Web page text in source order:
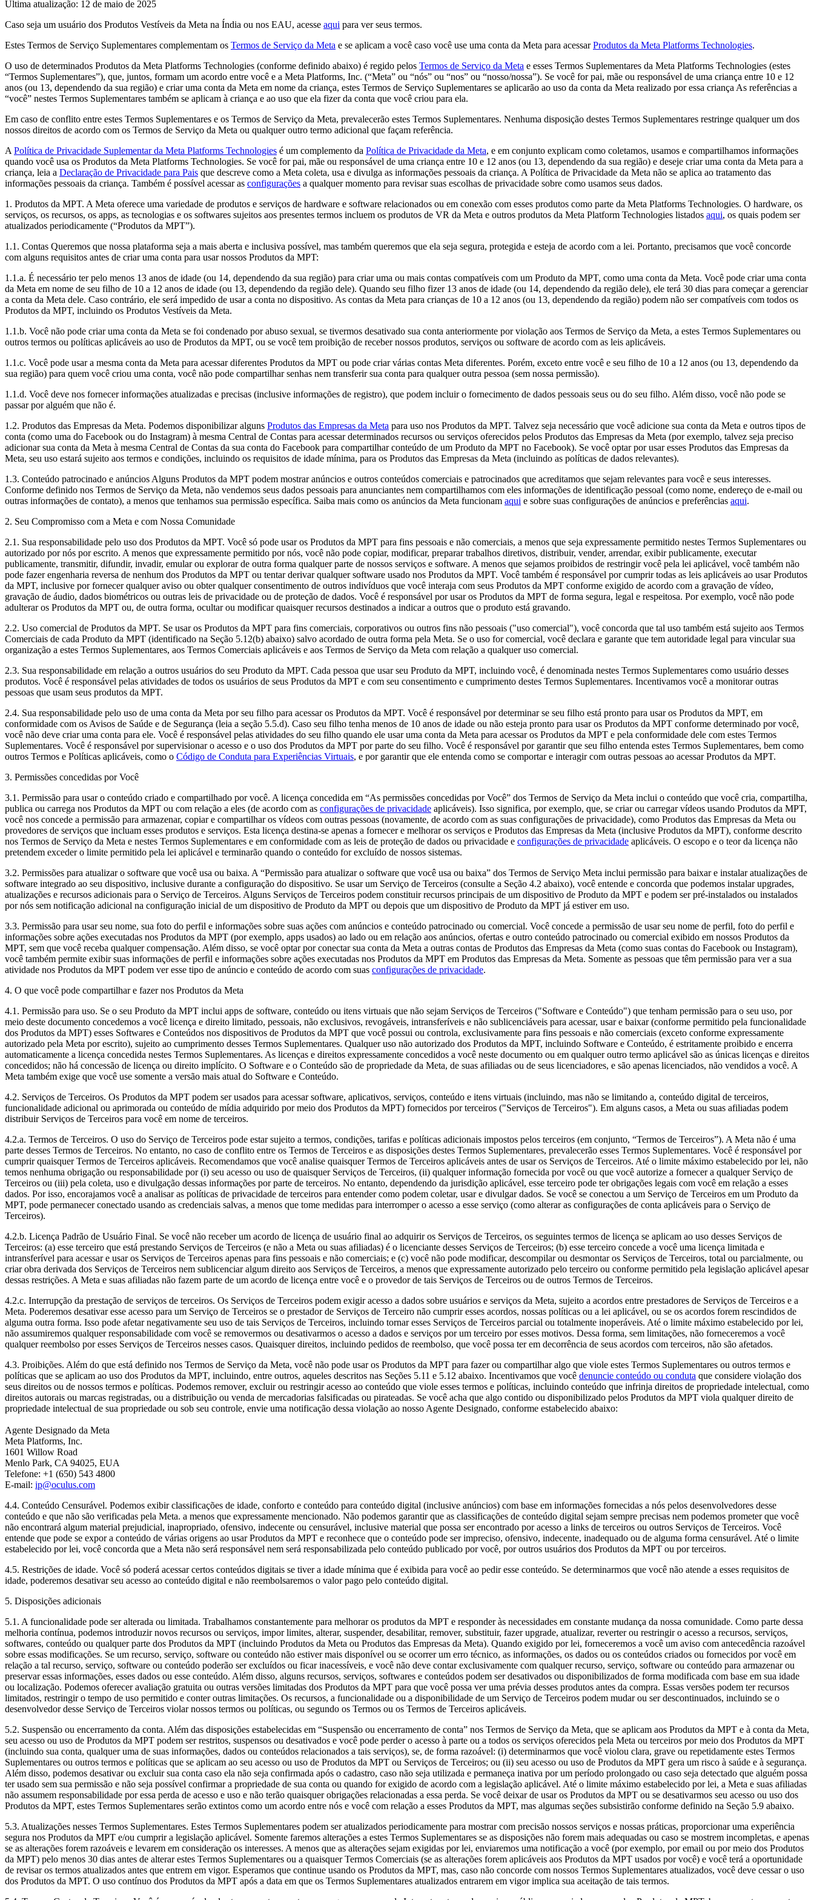
Última atualização: 12 de maio de 2025
Caso seja um usuário dos Produtos Vestíveis da Meta na Índia ou nos EAU, acesse aqui para ver seus termos.
Estes Termos de Serviço Suplementares complementam os Termos de Serviço da Meta e se aplicam a você caso você use uma conta da Meta para acessarProdutos da Meta Platforms Technologies.
O uso de determinados Produtos da Meta Platforms Technologies (conforme definido abaixo) é regido pelos Termos de Serviço da Meta e esses Termos Suplementares da Meta Platforms Technologies (estes
“Termos Suplementares”), que, juntos, formam um acordo entre você e a Meta Platforms, Inc. (“Meta” ou “nós” ou “nos” ou “nosso/nossa”). Se você for pai, mãe ou responsável de uma criança entre 10 e 12
anos (ou 13, dependendo da sua região) e criar uma conta da Meta em nome da criança, estes Termos de Serviço Suplementares se aplicarão ao uso da conta da Meta realizado por essa criança As referências a
“você” nestes Termos Suplementares também se aplicam à criança e ao uso que ela fizer da conta que você criou para ela.
Em caso de conflito entre estes Termos Suplementares e os Termos de Serviço da Meta, prevalecerão estes Termos Suplementares. Nenhuma disposição destes Termos Suplementares restringe qualquer um dos
nossos direitos de acordo com os Termos de Serviço da Meta ou qualquer outro termo adicional que façam referência.
A Política de Privacidade Suplementar da Meta Platforms Technologies é um complemento da Política de Privacidade da Meta, e em conjunto explicam como coletamos, usamos e compartilhamos informações
quando você usa os Produtos da Meta Platforms Technologies. Se você for pai, mãe ou responsável de uma criança entre 10 e 12 anos (ou 13, dependendo da sua região) e deseje criar uma conta da Meta para a
criança, leia a Declaração de Privacidade para Pais que descreve como a Meta coleta, usa e divulga as informações pessoais da criança. A Política de Privacidade da Meta não se aplica ao tratamento das
informações pessoais da criança. Também é possível acessar as configurações a qualquer momento para revisar suas escolhas de privacidade sobre como usamos seus dados.
1. Produtos da MPT. A Meta oferece uma variedade de produtos e serviços de hardware e software relacionados ou em conexão com esses produtos como parte da Meta Platforms Technologies. O hardware, os
serviços, os recursos, os apps, as tecnologias e os softwares sujeitos aos presentes termos incluem os produtos de VR da Meta e outros produtos da Meta Platform Technologies listados aqui, os quais podem ser
atualizados periodicamente (“Produtos da MPT”).
1.1. Contas Queremos que nossa plataforma seja a mais aberta e inclusiva possível, mas também queremos que ela seja segura, protegida e esteja de acordo com a lei. Portanto, precisamos que você concorde
com alguns requisitos antes de criar uma conta para usar nossos Produtos da MPT:
1.1.a. É necessário ter pelo menos 13 anos de idade (ou 14, dependendo da sua região) para criar uma ou mais contas compatíveis com um Produto da MPT, como uma conta da Meta. Você pode criar uma conta
da Meta em nome de seu filho de 10 a 12 anos de idade (ou 13, dependendo da região dele). Quando seu filho fizer 13 anos de idade (ou 14, dependendo da região dele), ele terá 30 dias para começar a gerenciar
a conta da Meta dele. Caso contrário, ele será impedido de usar a conta no dispositivo. As contas da Meta para crianças de 10 a 12 anos (ou 13, dependendo da região) podem não ser compatíveis com todos os
Produtos da MPT, incluindo os Produtos Vestíveis da Meta.
1.1.b. Você não pode criar uma conta da Meta se foi condenado por abuso sexual, se tivermos desativado sua conta anteriormente por violação aos Termos de Serviço da Meta, a estes Termos Suplementares ou
outros termos ou políticas aplicáveis ao uso de Produtos da MPT, ou se você tem proibição de receber nossos produtos, serviços ou software de acordo com as leis aplicáveis.
1.1.c. Você pode usar a mesma conta da Meta para acessar diferentes Produtos da MPT ou pode criar várias contas Meta diferentes. Porém, exceto entre você e seu filho de 10 a 12 anos (ou 13, dependendo da
sua região) para quem você criou uma conta, você não pode compartilhar senhas nem transferir sua conta para qualquer outra pessoa (sem nossa permissão).
1.1.d. Você deve nos fornecer informações atualizadas e precisas (inclusive informações de registro), que podem incluir o fornecimento de dados pessoais seus ou do seu filho. Além disso, você não pode se
passar por alguém que não é.
1.2. Produtos das Empresas da Meta. Podemos disponibilizar alguns Produtos das Empresas da Meta para uso nos Produtos da MPT. Talvez seja necessário que você adicione sua conta da Meta e outros tipos de
conta (como uma do Facebook ou do Instagram) à mesma Central de Contas para acessar determinados recursos ou serviços oferecidos pelos Produtos das Empresas da Meta (por exemplo, talvez seja preciso
adicionar sua conta da Meta à mesma Central de Contas da sua conta do Facebook para compartilhar conteúdo de um Produto da MPT no Facebook). Se você optar por usar esses Produtos das Empresas da
Meta, seu uso estará sujeito aos termos e condições, incluindo os requisitos de idade mínima, para os Produtos das Empresas da Meta (incluindo as políticas de dados relevantes).
1.3. Conteúdo patrocinado e anúncios Alguns Produtos da MPT podem mostrar anúncios e outros conteúdos comerciais e patrocinados que acreditamos que sejam relevantes para você e seus interesses.
Conforme definido nos Termos de Serviço da Meta, não vendemos seus dados pessoais para anunciantes nem compartilhamos com eles informações de identificação pessoal (como nome, endereço de e-mail ou
outras informações de contato), a menos que tenhamos sua permissão específica. Saiba mais como os anúncios da Meta funcionam aqui e sobre suas configurações de anúncios e preferências aqui.
2. Seu Compromisso com a Meta e com Nossa Comunidade
2.1. Sua responsabilidade pelo uso dos Produtos da MPT. Você só pode usar os Produtos da MPT para fins pessoais e não comerciais, a menos que seja expressamente permitido nestes Termos Suplementares ou
autorizado por nós por escrito. A menos que expressamente permitido por nós, você não pode copiar, modificar, preparar trabalhos diretivos, distribuir, vender, arrendar, exibir publicamente, executar
publicamente, transmitir, difundir, invadir, emular ou explorar de outra forma qualquer parte de nossos serviços e software. A menos que sejamos proibidos de restringir você pela lei aplicável, você também não
pode fazer engenharia reversa de nenhum dos Produtos da MPT ou tentar derivar qualquer software usado nos Produtos da MPT. Você também é responsável por cumprir todas as leis aplicáveis ao usar Produtos
da MPT, inclusive por fornecer qualquer aviso ou obter qualquer consentimento de outros indivíduos que você interaja com seus Produtos da MPT conforme exigido de acordo com a gravação de vídeo,
gravação de áudio, dados biométricos ou outras leis de privacidade ou de proteção de dados. Você é responsável por usar os Produtos da MPT de forma segura, legal e respeitosa. Por exemplo, você não pode
adulterar os Produtos da MPT ou, de outra forma, ocultar ou modificar quaisquer recursos destinados a indicar a outros que o produto está gravando.
2.2. Uso comercial de Produtos da MPT. Se usar os Produtos da MPT para fins comerciais, corporativos ou outros fins não pessoais ("uso comercial"), você concorda que tal uso também está sujeito aos Termos
Comerciais de cada Produto da MPT (identificado na Seção 5.12(b) abaixo) salvo acordado de outra forma pela Meta. Se o uso for comercial, você declara e garante que tem autoridade legal para vincular sua
organização a estes Termos Suplementares, aos Termos Comerciais aplicáveis e aos Termos de Serviço da Meta com relação a qualquer uso comercial.
2.3. Sua responsabilidade em relação a outros usuários do seu Produto da MPT. Cada pessoa que usar seu Produto da MPT, incluindo você, é denominada nestes Termos Suplementares como usuário desses
produtos. Você é responsável pelas atividades de todos os usuários de seus Produtos da MPT e com seu consentimento e cumprimento destes Termos Suplementares. Incentivamos você a monitorar outras
pessoas que usam seus produtos da MPT.
2.4. Sua responsabilidade pelo uso de uma conta da Meta por seu filho para acessar os Produtos da MPT. Você é responsável por determinar se seu filho está pronto para usar os Produtos da MPT, em
conformidade com os Avisos de Saúde e de Segurança (leia a seção 5.5.d). Caso seu filho tenha menos de 10 anos de idade ou não esteja pronto para usar os Produtos da MPT conforme determinado por você,
você não deve criar uma conta para ele. Você é responsável pelas atividades do seu filho quando ele usar uma conta da Meta para acessar os Produtos da MPT e pela conformidade dele com estes Termos
Suplementares. Você é responsável por supervisionar o acesso e o uso dos Produtos da MPT por parte do seu filho. Você é responsável por garantir que seu filho entenda estes Termos Suplementares, bem como
outros Termos e Políticas aplicáveis, como o Código de Conduta para Experiências Virtuais, e por garantir que ele entenda como se comportar e interagir com outras pessoas ao acessar Produtos da MPT.
3. Permissões concedidas por Você
3.1. Permissão para usar o conteúdo criado e compartilhado por você. A licença concedida em “As permissões concedidas por Você” dos Termos de Serviço da Meta inclui o conteúdo que você cria, compartilha,
publica ou carrega nos Produtos da MPT ou com relação a eles (de acordo com as configurações de privacidade aplicáveis). Isso significa, por exemplo, que, se criar ou carregar vídeos usando Produtos da MPT,
você nos concede a permissão para armazenar, copiar e compartilhar os vídeos com outras pessoas (novamente, de acordo com as suas configurações de privacidade), como Produtos das Empresas da Meta ou
provedores de serviços que incluam esses produtos e serviços. Esta licença destina-se apenas a fornecer e melhorar os serviços e Produtos das Empresas da Meta (inclusive Produtos da MPT), conforme descrito
nos Termos de Serviço da Meta e nestes Termos Suplementares e em conformidade com as leis de proteção de dados ou privacidade e configurações de privacidade aplicáveis. O escopo e o teor da licença não
pretendem exceder o limite permitido pela lei aplicável e terminarão quando o conteúdo for excluído de nossos sistemas.
3.2. Permissões para atualizar o software que você usa ou baixa. A “Permissão para atualizar o software que você usa ou baixa” dos Termos de Serviço Meta inclui permissão para baixar e instalar atualizações de
software integrado ao seu dispositivo, inclusive durante a configuração do dispositivo. Se usar um Serviço de Terceiros (consulte a Seção 4.2 abaixo), você entende e concorda que podemos instalar upgrades,
atualizações e recursos adicionais para o Serviço de Terceiros. Alguns Serviços de Terceiros podem constituir recursos principais de um dispositivo de Produto da MPT e podem ser pré-instalados ou instalados
por nós sem notificação adicional na configuração inicial de um dispositivo de Produto da MPT ou depois que um dispositivo de Produto da MPT já estiver em uso.
3.3. Permissão para usar seu nome, sua foto do perfil e informações sobre suas ações com anúncios e conteúdo patrocinado ou comercial. Você concede a permissão de usar seu nome de perfil, foto do perfil e
informações sobre ações executadas nos Produtos da MPT (por exemplo, apps usados) ao lado ou em relação aos anúncios, ofertas e outro conteúdo patrocinado ou comercial exibido em nossos Produtos da
MPT, sem que você receba qualquer compensação. Além disso, se você optar por conectar sua conta da Meta a outras contas de Produtos das Empresas da Meta (como suas contas do Facebook ou Instagram),
você também permite exibir suas informações de perfil e informações sobre ações executadas nos Produtos da MPT em Produtos das Empresas da Meta. Somente as pessoas que têm permissão para ver a sua
atividade nos Produtos da MPT podem ver esse tipo de anúncio e conteúdo de acordo com suas configurações de privacidade.
4. O que você pode compartilhar e fazer nos Produtos da Meta
4.1. Permissão para uso. Se o seu Produto da MPT inclui apps de software, conteúdo ou itens virtuais que não sejam Serviços de Terceiros ("Software e Conteúdo") que tenham permissão para o seu uso, por
meio deste documento concedemos a você licença e direito limitado, pessoais, não exclusivos, revogáveis, intransferíveis e não sublicenciáveis para acessar, usar e baixar (conforme permitido pela funcionalidade
dos Produtos da MPT) esses Softwares e Conteúdos nos dispositivos de Produtos da MPT que você possui ou controla, exclusivamente para fins pessoais e não comerciais (exceto conforme expressamente
autorizado pela Meta por escrito), sujeito ao cumprimento desses Termos Suplementares. Qualquer uso não autorizado dos Produtos da MPT, incluindo Software e Conteúdo, é estritamente proibido e encerra
automaticamente a licença concedida nestes Termos Suplementares. As licenças e direitos expressamente concedidos a você neste documento ou em qualquer outro termo aplicável são as únicas licenças e direitos
concedidos; não há concessão de licença ou direito implícito. O Software e o Conteúdo são de propriedade da Meta, de suas afiliadas ou de seus licenciadores, e são apenas licenciados, não vendidos a você. A
Meta também exige que você use somente a versão mais atual do Software e Conteúdo.
4.2. Serviços de Terceiros. Os Produtos da MPT podem ser usados para acessar software, aplicativos, serviços, conteúdo e itens virtuais (incluindo, mas não se limitando a, conteúdo digital de terceiros,
funcionalidade adicional ou aprimorada ou conteúdo de mídia adquirido por meio dos Produtos da MPT) fornecidos por terceiros ("Serviços de Terceiros"). Em alguns casos, a Meta ou suas afiliadas podem
distribuir Serviços de Terceiros para você em nome de terceiros.
4.2.a. Termos de Terceiros. O uso do Serviço de Terceiros pode estar sujeito a termos, condições, tarifas e políticas adicionais impostos pelos terceiros (em conjunto, “Termos de Terceiros”). A Meta não é uma
parte desses Termos de Terceiros. No entanto, no caso de conflito entre os Termos de Terceiros e as disposições destes Termos Suplementares, prevalecerão esses Termos Suplementares. Você é responsável por
cumprir quaisquer Termos de Terceiros aplicáveis. Recomendamos que você analise quaisquer Termos de Terceiros aplicáveis antes de usar os Serviços de Terceiros. Até o limite máximo estabelecido por lei, não
temos nenhuma obrigação ou responsabilidade por (i) seu acesso ou uso de quaisquer Serviços de Terceiros, (ii) qualquer informação fornecida por você ou que você autorize a fornecer a qualquer Serviço de
Terceiros ou (iii) pela coleta, uso e divulgação dessas informações por parte de terceiros. No entanto, dependendo da jurisdição aplicável, esse terceiro pode ter obrigações legais com você em relação a esses
dados. Por isso, encorajamos você a analisar as políticas de privacidade de terceiros para entender como podem coletar, usar e divulgar dados. Se você se conectou a um Serviço de Terceiros em um Produto da
MPT, pode permanecer conectado usando as credenciais salvas, a menos que tome medidas para interromper o acesso a esse serviço (como alterar as configurações de conta aplicáveis para o Serviço de
Terceiros).
4.2.b. Licença Padrão de Usuário Final. Se você não receber um acordo de licença de usuário final ao adquirir os Serviços de Terceiros, os seguintes termos de licença se aplicam ao uso desses Serviços de
Terceiros: (a) esse terceiro que está prestando Serviços de Terceiros (e não a Meta ou suas afiliadas) é o licenciante desses Serviços de Terceiros; (b) esse terceiro concede a você uma licença limitada e
intransferível para acessar e usar os Serviços de Terceiros apenas para fins pessoais e não comerciais; e (c) você não pode modificar, descompilar ou desmontar os Serviços de Terceiros, total ou parcialmente, ou
criar obra derivada dos Serviços de Terceiros nem sublicenciar algum direito aos Serviços de Terceiros, a menos que expressamente autorizado pelo terceiro ou conforme permitido pela legislação aplicável apesar
dessas restrições. A Meta e suas afiliadas não fazem parte de um acordo de licença entre você e o provedor de tais Serviços de Terceiros ou de outros Termos de Terceiros.
4.2.c. Interrupção da prestação de serviços de terceiros. Os Serviços de Terceiros podem exigir acesso a dados sobre usuários e serviços da Meta, sujeito a acordos entre prestadores de Serviços de Terceiros e a
Meta. Poderemos desativar esse acesso para um Serviço de Terceiros se o prestador de Serviços de Terceiro não cumprir esses acordos, nossas políticas ou a lei aplicável, ou se os acordos forem rescindidos de
alguma outra forma. Isso pode afetar negativamente seu uso de tais Serviços de Terceiros, incluindo tornar esses Serviços de Terceiros parcial ou totalmente inoperáveis. Até o limite máximo estabelecido por lei,
não assumiremos qualquer responsabilidade com você se removermos ou desativarmos o acesso a dados e serviços por um terceiro por esses motivos. Dessa forma, sem limitações, não forneceremos a você
qualquer reembolso por esses Serviços de Terceiros nesses casos. Quaisquer direitos, incluindo pedidos de reembolso, que você possa ter em decorrência de seus acordos com terceiros, não são afetados.
4.3. Proibições. Além do que está definido nos Termos de Serviço da Meta, você não pode usar os Produtos da MPT para fazer ou compartilhar algo que viole estes Termos Suplementares ou outros termos e
políticas que se aplicam ao uso dos Produtos da MPT, incluindo, entre outros, aqueles descritos nas Seções 5.11 e 5.12 abaixo. Incentivamos que você denuncie conteúdo ou conduta que considere violação dos
seus direitos ou de nossos termos e políticas. Podemos remover, excluir ou restringir acesso ao conteúdo que viole esses termos e políticas, incluindo conteúdo que infrinja direitos de propriedade intelectual, como
direitos autorais ou marcas registradas, ou a distribuição ou venda de mercadorias falsificadas ou pirateadas. Se você acha que algo contido ou disponibilizado pelos Produtos da MPT viola qualquer direito de
propriedade intelectual de sua propriedade ou sob seu controle, envie uma notificação dessa violação ao nosso Agente Designado, conforme estabelecido abaixo:
Agente Designado da Meta
Meta Platforms, Inc.
1601 Willow Road
Menlo Park, CA 94025, EUA
Telefone: +1 (650) 543 4800
E-mail: ip@oculus.com
4.4. Conteúdo Censurável. Podemos exibir classificações de idade, conforto e conteúdo para conteúdo digital (inclusive anúncios) com base em informações fornecidas a nós pelos desenvolvedores desse
conteúdo e que não são verificadas pela Meta. a menos que expressamente mencionado. Não podemos garantir que as classificações de conteúdo digital sejam sempre precisas nem podemos prometer que você
não encontrará algum material prejudicial, inapropriado, ofensivo, indecente ou censurável, inclusive material que possa ser encontrado por acesso a links de terceiros ou outros Serviços de Terceiros. Você
entende que pode se expor a conteúdo de várias origens ao usar Produtos da MPT e reconhece que o conteúdo pode ser impreciso, ofensivo, indecente, inadequado ou de alguma forma censurável. Até o limite
estabelecido por lei, você concorda que a Meta não será responsável nem será responsabilizada pelo conteúdo publicado por você, por outros usuários dos Produtos da MPT ou por terceiros.
4.5. Restrições de idade. Você só poderá acessar certos conteúdos digitais se tiver a idade mínima que é exibida para você ao pedir esse conteúdo. Se determinarmos que você não atende a esses requisitos de
idade, poderemos desativar seu acesso ao conteúdo digital e não reembolsaremos o valor pago pelo conteúdo digital.
5. Disposições adicionais
5.1. A funcionalidade pode ser alterada ou limitada. Trabalhamos constantemente para melhorar os produtos da MPT e responder às necessidades em constante mudança da nossa comunidade. Como parte dessa
melhoria contínua, podemos introduzir novos recursos ou serviços, impor limites, alterar, suspender, desabilitar, remover, substituir, fazer upgrade, atualizar, reverter ou restringir o acesso a recursos, serviços,
softwares, conteúdo ou qualquer parte dos Produtos da MPT (incluindo Produtos da Meta ou Produtos das Empresas da Meta). Quando exigido por lei, forneceremos a você um aviso com antecedência razoável
sobre essas modificações. Se um recurso, serviço, software ou conteúdo não estiver mais disponível ou se ocorrer um erro técnico, as informações, os dados ou os conteúdos criados ou fornecidos por você em
relação a tal recurso, serviço, software ou conteúdo poderão ser excluídos ou ficar inacessíveis, e você não deve contar exclusivamente com qualquer recurso, serviço, software ou conteúdo para armazenar ou
preservar essas informações, esses dados ou esse conteúdo. Além disso, alguns recursos, serviços, softwares e conteúdos podem ser desativados ou disponibilizados de forma modificada com base em sua idade
ou localização. Podemos oferecer avaliação gratuita ou outras versões limitadas dos Produtos da MPT para que você possa ver uma prévia desses produtos antes da compra. Essas versões podem ter recursos
limitados, restringir o tempo de uso permitido e conter outras limitações. Os recursos, a funcionalidade ou a disponibilidade de um Serviço de Terceiros podem mudar ou ser descontinuados, incluindo se o
desenvolvedor desse Serviço de Terceiros violar nossos termos ou políticas, ou segundo os Termos ou os Termos de Terceiros aplicáveis.
5.2. Suspensão ou encerramento da conta. Além das disposições estabelecidas em “Suspensão ou encerramento de conta” nos Termos de Serviço da Meta, que se aplicam aos Produtos da MPT e à conta da Meta,
seu acesso ou uso de Produtos da MPT podem ser restritos, suspensos ou desativados e você pode perder o acesso à parte ou a todos os serviços oferecidos pela Meta ou terceiros por meio dos Produtos da MPT
(incluindo sua conta, qualquer uma de suas informações, dados ou conteúdos relacionados a tais serviços), se, de forma razoável: (i) determinarmos que você violou clara, grave ou repetidamente estes Termos
Suplementares ou outros termos e políticas que se aplicam ao seu acesso ou uso de Produtos da MPT ou Serviços de Terceiros; ou (ii) seu acesso ou uso de Produtos da MPT gera um risco à saúde e à segurança.
Além disso, podemos desativar ou excluir sua conta caso ela não seja confirmada após o cadastro, caso não seja utilizada e permaneça inativa por um período prolongado ou caso seja detectado que alguém possa
ter usado sem sua permissão e não seja possível confirmar a propriedade de sua conta ou quando for exigido de acordo com a legislação aplicável. Até o limite máximo estabelecido por lei, a Meta e suas afiliadas
não assumem responsabilidade por essa perda de acesso e uso e não terão quaisquer obrigações relacionadas a essa perda. Se você deixar de usar os Produtos da MPT ou se desativarmos seu acesso ou uso dos
Produtos da MPT, estes Termos Suplementares serão extintos como um acordo entre nós e você com relação a esses Produtos da MPT, mas algumas seções subsistirão conforme definido na Seção 5.9 abaixo.
5.3. Atualizações nesses Termos Suplementares. Estes Termos Suplementares podem ser atualizados periodicamente para mostrar com precisão nossos serviços e nossas práticas, proporcionar uma experiência
segura nos Produtos da MPT e/ou cumprir a legislação aplicável. Somente faremos alterações a estes Termos Suplementares se as disposições não forem mais adequadas ou caso se mostrem incompletas, e apenas
se as alterações forem razoáveis e levarem em consideração os interesses. A menos que as alterações sejam exigidas por lei, enviaremos uma notificação a você (por exemplo, por email ou por meio dos Produtos
da MPT) pelo menos 30 dias antes de alterar estes Termos Suplementares ou a quaisquer Termos Comerciais (se as alterações forem aplicáveis aos Produtos da MPT usados por você) e você terá a oportunidade
de revisar os termos atualizados antes que entrem em vigor. Esperamos que continue usando os Produtos da MPT, mas, caso não concorde com nossos Termos Suplementares atualizados, você deve cessar o uso
dos Produtos da MPT. O uso contínuo dos Produtos da MPT após a data em que os Termos Suplementares atualizados entrarem em vigor implica sua aceitação de tais termos.